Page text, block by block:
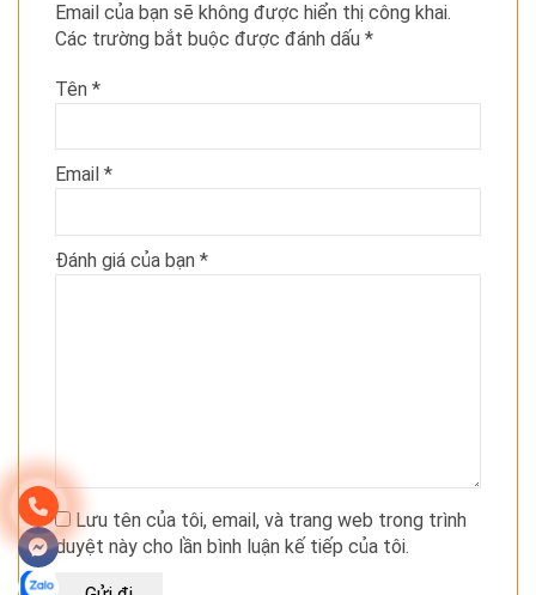
Email của bạn sẽ không được hiển thị công khai.
Các trường bắt buộc được đánh dấu *
Tên *
Email *
Đánh giá của bạn *
Lưu tên của tôi, email, và trang web trong trình
duyệt này cho lần bình luận kế tiếp của tôi.